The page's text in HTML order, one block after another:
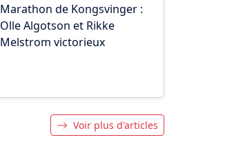
Marathon de Kongsvinger :
Olle Algotson et Rikke
Melstrom victorieux
Voir plus d'articles